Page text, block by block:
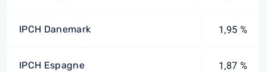
IPCH Danemark 1,95 %
IPCH Espagne 1,87 %